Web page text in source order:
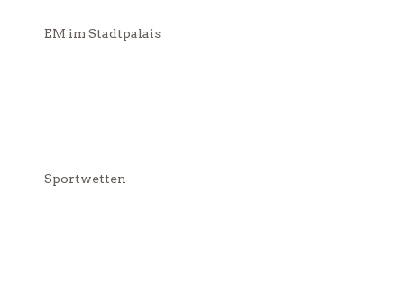
EM im Stadtpalais
Sportwetten